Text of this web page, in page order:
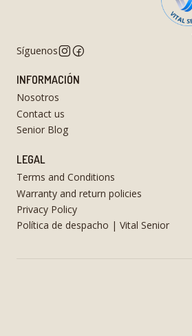
Síguenos
INFORMACIÓN
Nosotros
Contact us
Senior Blog
LEGAL
Terms and Conditions
Warranty and return policies
Privacy Policy
Política de despacho | Vital Senior